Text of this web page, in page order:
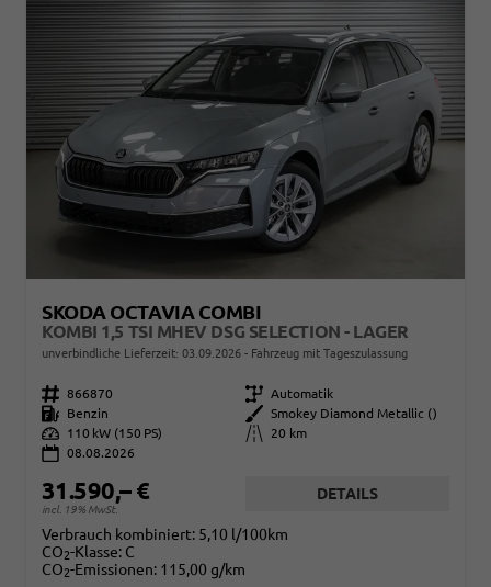
SKODA OCTAVIA COMBI
KOMBI 1,5 TSI MHEV DSG SELECTION - LAGER
unverbindliche Lieferzeit: 03.09.2026 Fahrzeug mit Tageszulassung
Fahrzeugnr. 866870 Getriebe Automatik
Kraftstoff
Benzin Außenfarbe
Smokey Diamond Metallic ()
Leistung
110 kW (150 PS) Kilometerstand
20 km
08.08.2026
31.590,– €
incl. 19% MwSt.
DETAILS
Verbrauch kombiniert: 5,10 l/100km
CO2-Klasse: C
CO2-Emissionen: 115,00 g/km